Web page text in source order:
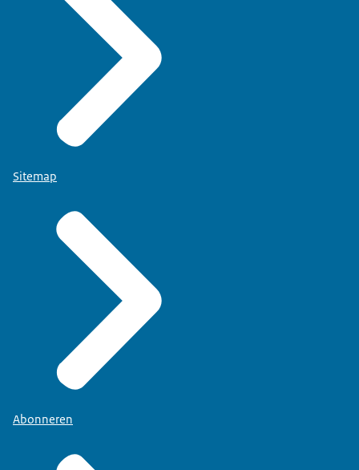
Sitemap
Abonneren